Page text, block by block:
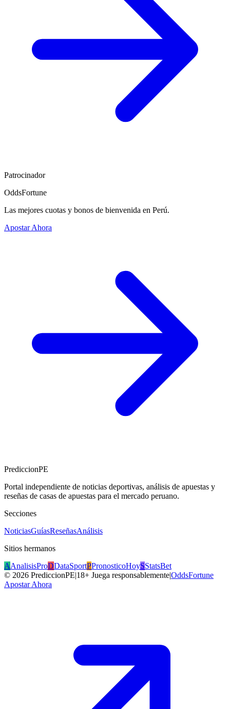
Patrocinador
OddsFortune
Las mejores cuotas y bonos de bienvenida en Perú.
Apostar Ahora
PrediccionPE
Portal independiente de noticias deportivas, análisis de apuestas y
reseñas de casas de apuestas para el mercado peruano.
Secciones
NoticiasGuíasReseñasAnálisis
Sitios hermanos
AAnalisisProDDataSportPPronosticoHoySStatsBet
© 2026 PrediccionPE|18+ Juega responsablemente|OddsFortune
Apostar Ahora